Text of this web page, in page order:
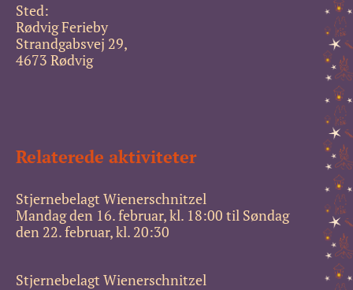
Sted
Rødvig Ferieby
Strandgabsvej 29,
4673 Rødvig
Relaterede aktiviteter
Stjernebelagt Wienerschnitzel
Mandag den 16. februar, kl. 18:00 til Søndag
den 22. februar, kl. 20:30
Stjernebelagt Wienerschnitzel